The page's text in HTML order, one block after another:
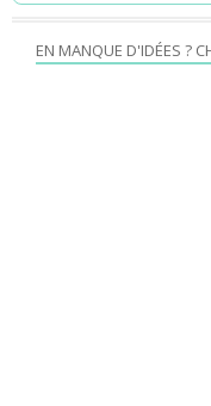
EN MANQUE D'IDÉES ?